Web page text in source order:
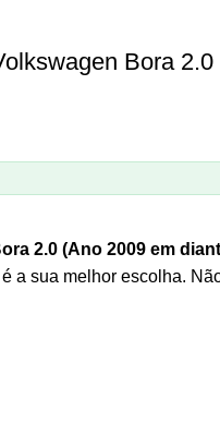
Bora 2.0
2.0 (Ano 2009 em
é a sua melhor escolha.